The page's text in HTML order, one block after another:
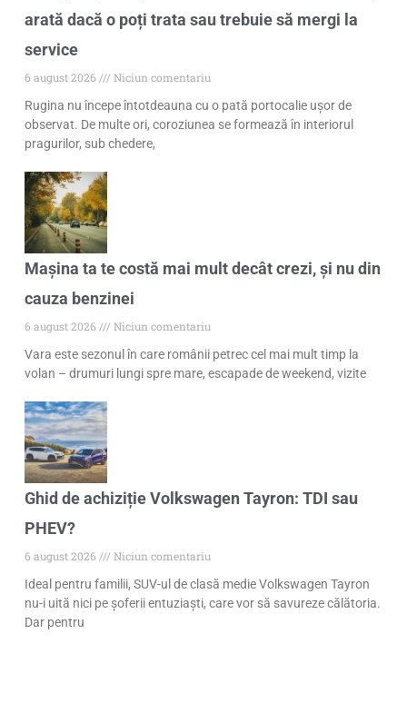
arată dacă o poți trata sau trebuie să mergi la
service
6 august 2026
Niciun comentariu
Rugina nu începe întotdeauna cu o pată portocalie ușor de
observat. De multe ori, coroziunea se formează în interiorul
pragurilor, sub chedere,
Mașina ta te costă mai mult decât crezi, și nu din
cauza benzinei
6 august 2026
Niciun comentariu
Vara este sezonul în care românii petrec cel mai mult timp la
volan – drumuri lungi spre mare, escapade de weekend, vizite
Ghid de achiziție Volkswagen Tayron: TDI sau
PHEV?
6 august 2026
Niciun comentariu
Ideal pentru familii, SUV-ul de clasă medie Volkswagen Tayron
nu-i uită nici pe șoferii entuziaști, care vor să savureze călătoria.
Dar pentru